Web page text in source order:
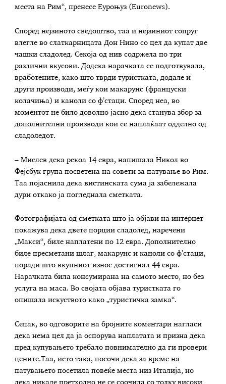
места на Рим“, пренесе Еуроњуз (Euronews).
Според нејзиното сведоштво, таа и нејзиниот сопруг
влегле во слаткарницата Дон Нино со цел да купат две
чашки сладолед. Секоја од нив содржела по три
различни вкусови. Додека нарачката се подготвувала,
вработените, како што тврди туристката, додале и
други производи, меѓу кои макарунс (француски
колачиња) и каноли со ф’стаци. Според неа, во
моментот не било доволно јасно дека станува збор за
дополнителни производи кои се наплаќаат одделно од
сладоледот.
– Мислев дека рекоа 14 евра, напишала Никол во
Фејсбук група посветена на совети за патување во Рим.
Таа појаснила дека вистинската сума ја забележала
дури откако ја погледнала сметката.
Фотографијата од сметката што ја објави на интернет
покажува дека двете порции сладолед, наречени
„Макси“, биле наплатени по 12 евра. Дополнително
биле пресметани шлаг, макарунс и каноли со ф’стаци,
поради што вкупниот износ достигнал 44 евра.
Нарачката била консумирана на самото место, но без
услуга на маса. Во својата објава туристката го
опишала искуството како „туристичка замка“.
Сепак, во одговорите на бројните коментари нагласи
дека нема цел да ја оспорува наплатата и призна дека
пред купувањето требало повнимателно да ги провери
цените.Таа, исто така, посочи дека за време на
патувањето посетила повеќе места низ Италија, но
дека никаде претходно не се соочила со толку високи